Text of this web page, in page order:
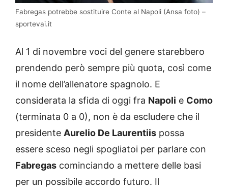
Fabregas potrebbe sostituire Conte al Napoli (Ansa foto) –
sportevai.it
Al 1 di novembre voci del genere starebbero
prendendo però sempre più quota, così come
il nome dell’allenatore spagnolo. E
considerata la sfida di oggi fra Napoli e Como
(terminata 0 a 0), non è da escludere che il
presidente Aurelio De Laurentiis possa
essere sceso negli spogliatoi per parlare con
Fabregas cominciando a mettere delle basi
per un possibile accordo futuro. Il